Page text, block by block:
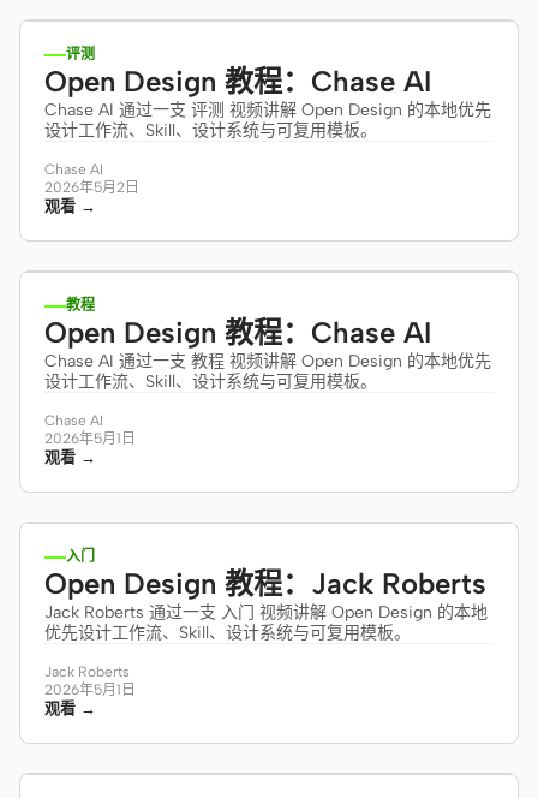
评测
Open Design 教程：Chase AI
Chase AI 通过一支 评测 视频讲解 Open Design 的本地优先
设计工作流、Skill、设计系统与可复用模板。
Chase AI
2026年5月2日
观看 →
13:47
教程
Open Design 教程：Chase AI
Chase AI 通过一支 教程 视频讲解 Open Design 的本地优先
设计工作流、Skill、设计系统与可复用模板。
Chase AI
2026年5月1日
观看 →
15:53
入门
Open Design 教程：Jack Roberts
Jack Roberts 通过一支 入门 视频讲解 Open Design 的本地
优先设计工作流、Skill、设计系统与可复用模板。
Jack Roberts
2026年5月1日
观看 →
12:24